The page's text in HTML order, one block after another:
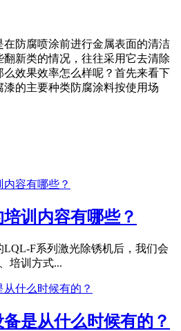
在防腐喷涂前进行金属表面的清洁
新类的情况，往往采用它去清除
么效果效率怎么样呢？首先来看下
漆的主要种类防腐涂料按使用场
训内容有哪些？
LQL-F系列激光除锈机后，我们会
培训方式...
是从什么时候有的？